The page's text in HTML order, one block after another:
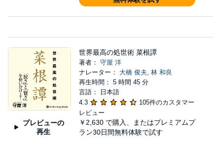
プレビューの
再生
世界最高の処世術 菜根譚
著者： 守屋 洋
ナレーター： 大橋 俊夫, 林 和良
再生時間： 5 時間 45 分
言語： 日本語
4.3
105件のカスタマー
レビュー
￥2,630 で購入、またはプレミアムプ
ラン30日間無料体験で試す